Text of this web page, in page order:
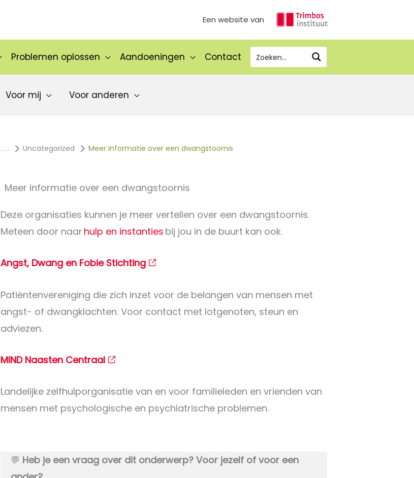
Een website van
Problemen oplossen Aandoeningen Contact
Voor mij Voor anderen
. . . Uncategorized Meer informatie over een dwangstoornis
Meer informatie over een dwangstoornis
Deze organisaties kunnen je meer vertellen over een dwangstoornis.
Meteen door naar hulp en instanties bij jou in de buurt kan ook.
Angst, Dwang en Fobie Stichting
Patiëntenvereniging die zich inzet voor de belangen van mensen met
angst- of dwangklachten. Voor contact met lotgenoten, steun en
adviezen.
MIND Naasten Centraal
Landelijke zelfhulporganisatie van en voor familieleden en vrienden van
mensen met psychologische en psychiatrische problemen.
💬 Heb je een vraag over dit onderwerp? Voor jezelf of voor een